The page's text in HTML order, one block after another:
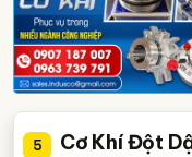
5
Cơ Khí Đột